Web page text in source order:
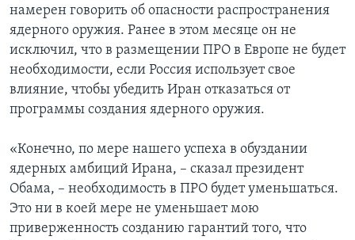
намерен говорить об опасности распространения
ядерного оружия. Ранее в этом месяце он не
исключил, что в размещении ПРО в Европе не будет
необходимости, если Россия использует свое
влияние, чтобы убедить Иран отказаться от
программы создания ядерного оружия.
«Конечно, по мере нашего успеха в обуздании
ядерных амбиций Ирана, – сказал президент
Обама, – необходимость в ПРО будет уменьшаться.
Это ни в коей мере не уменьшает мою
приверженность созданию гарантий того, что